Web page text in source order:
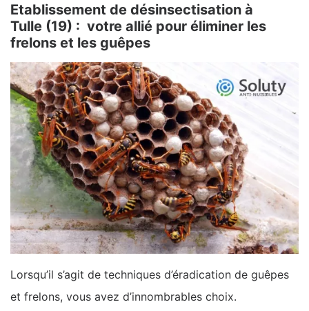
Etablissement de désinsectisation à
Tulle (19) : votre allié pour éliminer les
frelons et les guêpes
Lorsqu’il s’agit de techniques d’éradication de guêpes
et frelons, vous avez d’innombrables choix.